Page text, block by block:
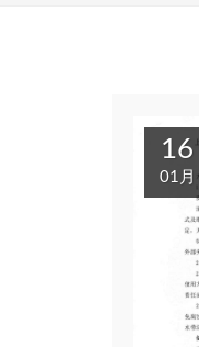
16
01月